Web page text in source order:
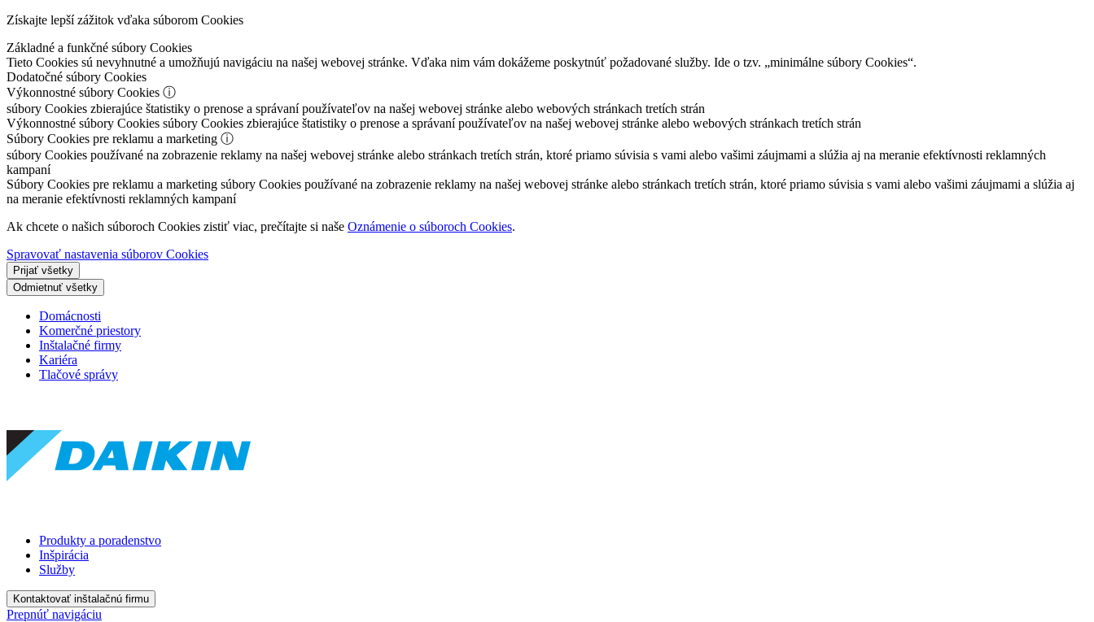
Získajte lepší zážitok vďaka súborom Cookies
Základné a funkčné súbory Cookies
Tieto Cookies sú nevyhnutné a umožňujú navigáciu na našej webovej stránke. Vďaka nim vám dokážeme poskytnúť požadované služby. Ide o tzv. „minimálne súbory Cookies“.
Dodatočné súbory Cookies
Výkonnostné súbory Cookies ⓘ
súbory Cookies zbierajúce štatistiky o prenose a správaní používateľov na našej webovej stránke alebo webových stránkach tretích strán
Výkonnostné súbory Cookies súbory Cookies zbierajúce štatistiky o prenose a správaní používateľov na našej webovej stránke alebo webových stránkach tretích strán
Súbory Cookies pre reklamu a marketing ⓘ
súbory Cookies používané na zobrazenie reklamy na našej webovej stránke alebo stránkach tretích strán, ktoré priamo súvisia s vami alebo vašimi záujmami a slúžia aj na meranie efektívnosti reklamných
kampaní
Súbory Cookies pre reklamu a marketing súbory Cookies používané na zobrazenie reklamy na našej webovej stránke alebo stránkach tretích strán, ktoré priamo súvisia s vami alebo vašimi záujmami a slúžia aj
na meranie efektívnosti reklamných kampaní
Ak chcete o našich súboroch Cookies zistiť viac, prečítajte si naše Oznámenie o súboroch Cookies.
Spravovať nastavenia súborov Cookies
Prijať všetky
Odmietnuť všetky
Domácnosti
Komerčné priestory
Inštalačné firmy
Kariéra
Tlačové správy
Produkty a poradenstvo
Inšpirácia
Služby
Kontaktovať inštalačnú firmu
Prepnúť navigáciu